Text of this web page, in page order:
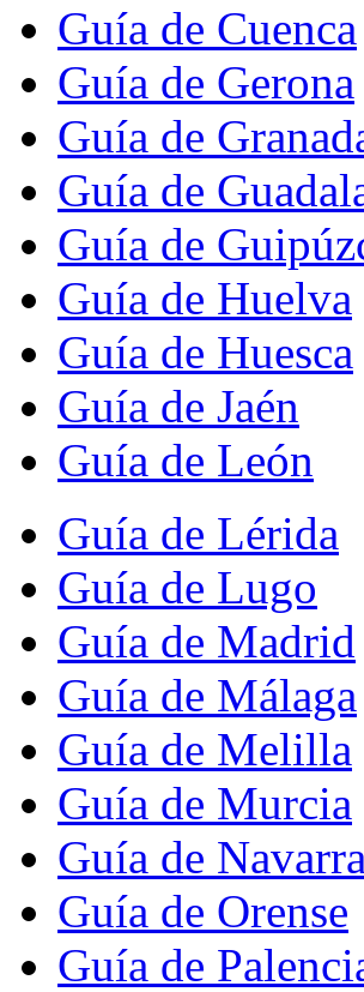
Guía de Cuenca
Guía de Gerona
Guía de
Guía de
Guía de
Guía de Huelva
Guía de Huesca
Guía de Jaén
Guía de León
Guía de Lérida
Guía de Lugo
Guía de Madrid
Guía de Málaga
Guía de Melilla
Guía de Murcia
Guía de Navarra
Guía de Orense
Guía de